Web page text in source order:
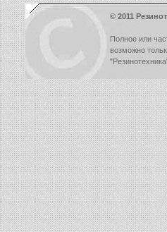
© 2011
Полное или
возможно